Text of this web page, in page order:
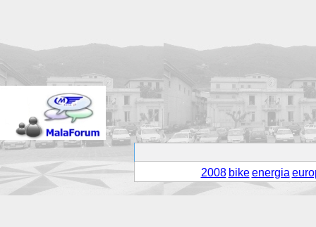
2008 bike energia